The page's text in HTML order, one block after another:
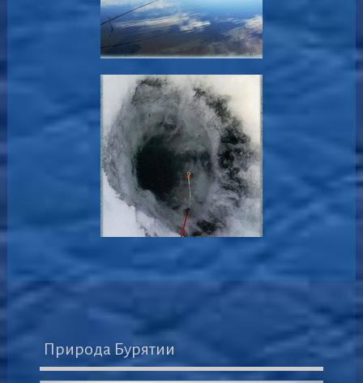
Природа Бурятии